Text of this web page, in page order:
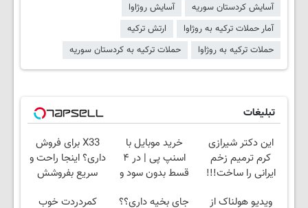
آسایش کردستان سوریه
آسایش روژاوا
آمار حملات ترکیه به روژاوا
ارتش ترکیه
حملات ترکیه به روژاوا
حملات ترکیه به کردستان سوریه
تبلیغات
این دکتر شیرازی
کرم ترمیم زخم
ایرانی را ساخت!!!
خرید موبایل با
اسنپ پی | در ۴
قسط بدون سود و
X33 برای فروش
داری؟ اینجا راحت و
سریع بفروشش
ویدیو هولناک از
جای بخیه داری؟؟
کمردردت خوب